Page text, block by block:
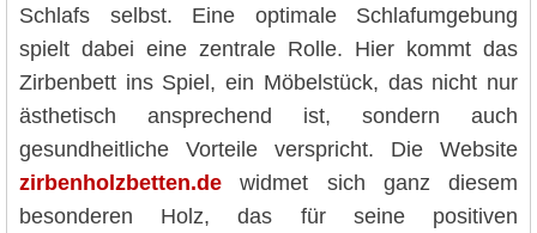
Schlafs selbst. Eine optimale Schlafumgebung
spielt dabei eine zentrale Rolle. Hier kommt das
Zirbenbett ins Spiel, ein Möbelstück, das nicht nur
ästhetisch ansprechend ist, sondern auch
gesundheitliche Vorteile verspricht. Die Website
zirbenholzbetten.de widmet sich ganz diesem
besonderen Holz, das für seine positiven